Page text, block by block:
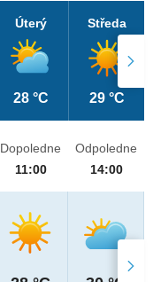
Úterý
28 °C
Středa
29 °C
Dopoledne
11:00
Odpoledne
14:00